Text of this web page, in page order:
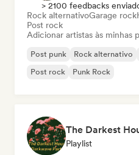
> 2100 feedbacks
Rock alternativoGarage rock
Post rock
Adicionar artistas às minhas
Post punk Rock alternativo
Post rock
Punk Rock
Playlist